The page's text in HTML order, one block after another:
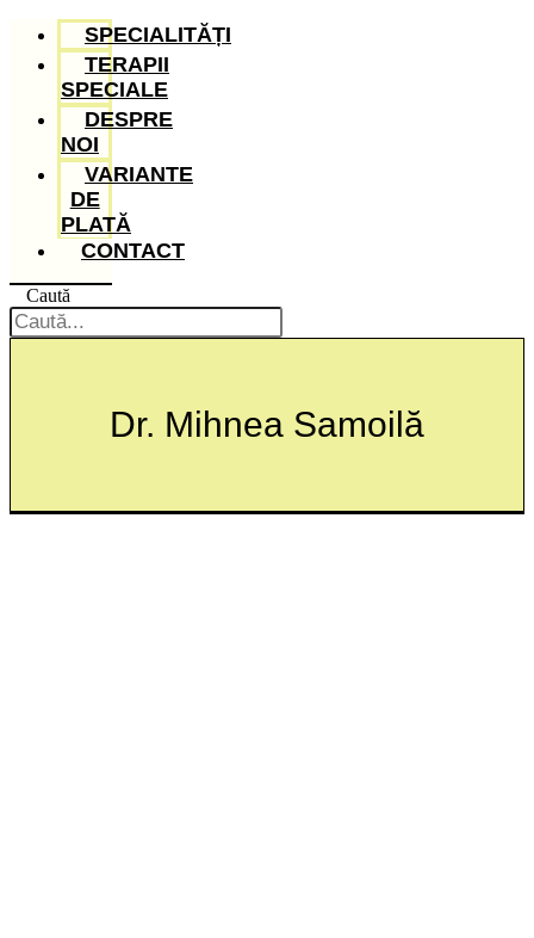
SPECIALITĂȚI
TERAPII
SPECIALE
DESPRE
NOI
VARIANTE
DE
PLATĂ
CONTACT
Caută
Dr. Mihnea Samoilă